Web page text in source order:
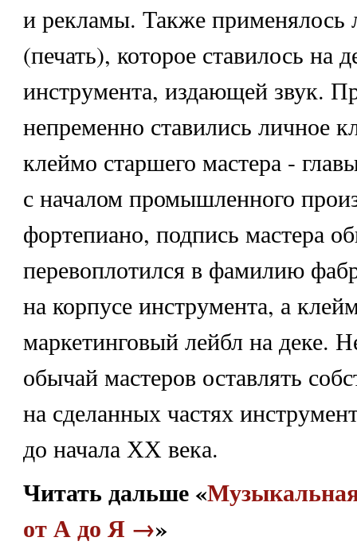
и рекламы. Также применялось
(печать), которое ставилось на
инструмента, издающей звук.
непременно ставились личное
клеймо старшего мастера -
с началом промышленного
фортепиано, подпись мастера
перевоплотился в фамилию
на корпусе инструмента, а
маркетинговый лейбл на деке.
обычай мастеров оставлять
на сделанных частях
до начала ХХ века.
Читать дальше «
от А до Я →»